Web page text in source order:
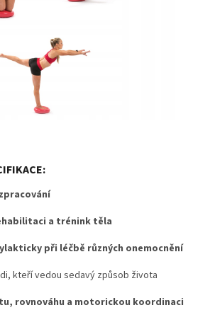
a trénink těla
při léčbě různých onemocnění
kteří vedou sedavý způsob života
rovnováhu a motorickou koordinaci